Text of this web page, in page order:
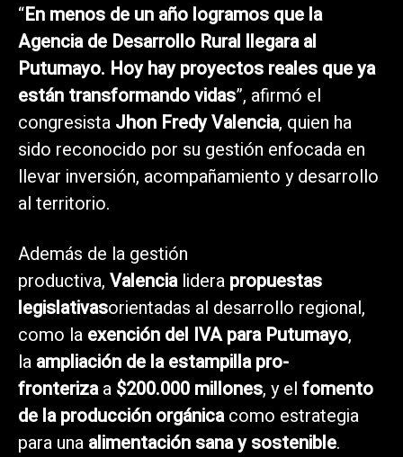
“En menos de un año logramos que la
Agencia de Desarrollo Rural llegara al
Putumayo. Hoy hay proyectos reales que ya
están transformando vidas”, afirmó el
congresista Jhon Fredy Valencia, quien ha
sido reconocido por su gestión enfocada en
llevar inversión, acompañamiento y desarrollo
al territorio.
Además de la gestión
productiva, Valencialidera propuestas
legislativasorientadas al desarrollo regional,
como la exención del IVA para Putumayo,
la ampliación de la estampilla pro-
fronterizaa $200.000 millones, y el fomento
de la producción orgánicacomo estrategia
para una alimentación sana y sostenible.